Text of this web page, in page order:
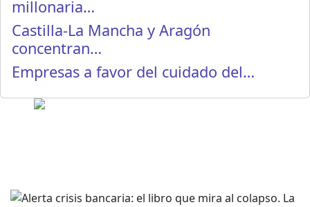
millonaria…
Castilla-La Mancha y Aragón
concentran…
Empresas a favor del cuidado del…